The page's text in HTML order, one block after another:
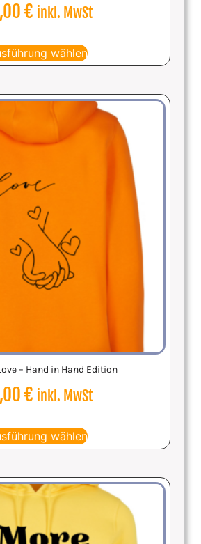
€ inkl. MwSt
wählen
– Hand in Hand Edition
€ inkl. MwSt
wählen